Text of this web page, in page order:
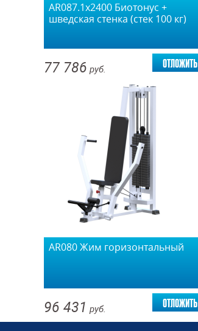
AR087.1х2400 Биотонус +
шведская стенка (стек 100 кг)
77 786 руб. отложить
AR080 Жим горизонтальный
96 431 руб. отложить